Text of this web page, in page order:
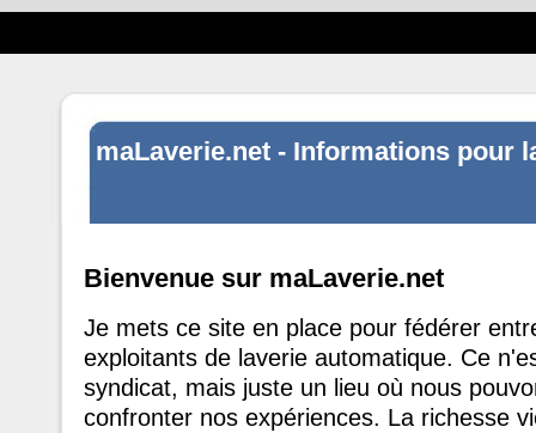
maLaverie.net - Informations pour
Bienvenue sur maLaverie.net
Je mets ce site en place pour fédérer
exploitants de laverie automatique. Ce
syndicat, mais juste un lieu où nous
confronter nos expériences. La richesse